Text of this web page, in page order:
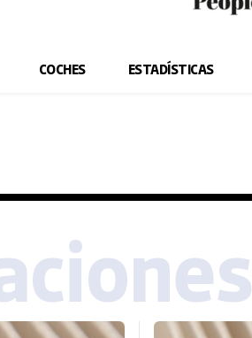
COCHES ESTADÍSTICAS